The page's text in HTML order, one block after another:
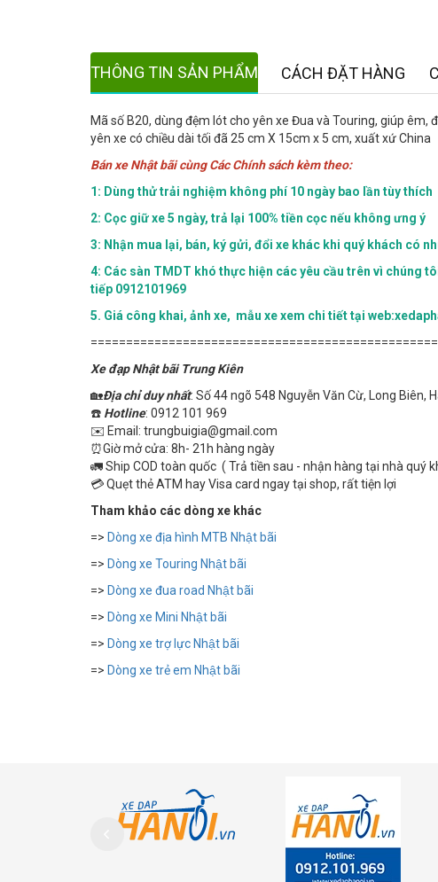
THÔNG TIN SẢN PHẨM CÁCH ĐẶT HÀNG
Mã số B20, dùng đệm lót cho yên xe Đua và Touring, giúp
yên xe có chiều dài tối đã 25 cm X 15cm x 5 cm, xuất xứ China
Bán xe Nhật bãi cùng Các Chính sách kèm theo:
1: Dùng thử trải nghiệm không phí 10 ngày bao lần tùy thích
2: Cọc giữ xe 5 ngày, trả lại 100% tiền cọc nếu không ưng ý
3: Nhận mua lại, bán, ký gửi, đổi xe khác khi quý khách có
4: Các sàn TMDT khó thực hiện các yêu cầu trên vì chúng
tiếp 0912101969
5. Giá công khai, ảnh xe, mẫu xe xem chi tiết tại
Xe đạp Nhật bãi Trung Kiên
🏡Địa chỉ duy nhất: Số 44 ngõ 548 Nguyễn Văn Cừ, Long Biên,
☎️ Hotline: 0912 101 969
✉️ Email: trungbuigia@gmail.com
⏰Giờ mở cửa: 8h- 21h hàng ngày
🚛 Ship COD toàn quốc ( Trả tiền sau - nhận hàng tại nhà quý
💳 Quẹt thẻ ATM hay Visa card ngay tại shop, rất tiện lợi
Tham khảo các dòng xe khác
=> Dòng xe địa hình MTB Nhật bãi
=> Dòng xe Touring Nhật bãi
=> Dòng xe đua road Nhật bãi
=> Dòng xe Mini Nhật bãi
=> Dòng xe trợ lực Nhật bãi
=> Dòng xe trẻ em Nhật bãi